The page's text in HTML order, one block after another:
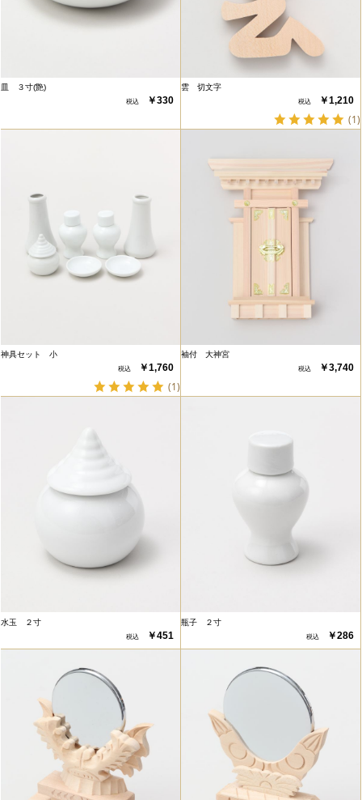
皿 ３寸(艶)
￥330
雲 切文字
￥1,210
(1)
神具セット 小
￥1,760
(1)
袖付 大神宮
￥3,740
水玉 ２寸
￥451
瓶子 ２寸
￥286